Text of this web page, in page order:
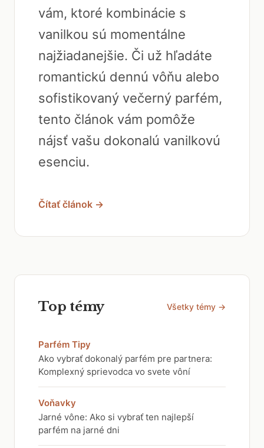
vám, ktoré kombinácie s
vanilkou sú momentálne
najžiadanejšie. Či už hľadáte
romantickú dennú vôňu alebo
sofistikovaný večerný parfém,
tento článok vám pomôže
nájsť vašu dokonalú vanilkovú
esenciu.
Čítať článok →
Top témy Všetky témy →
Parfém Tipy
Ako vybrať dokonalý parfém pre partnera:
Komplexný sprievodca vo svete vôní
Voňavky
Jarné vône: Ako si vybrať ten najlepší
parfém na jarné dni